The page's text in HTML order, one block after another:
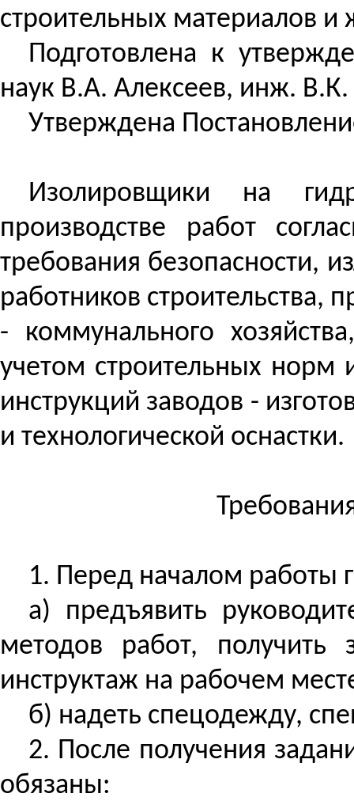
строительных материалов
Подготовлена к
наук В.А. Алексеев, инж. В.К.
Утверждена
Изолировщики на
производстве работ
требования безопасности,
работников
- коммунального
учетом строительных норм
инструкций заводов -
и технологической оснастки.
1. Перед началом работы
а) предъявить
методов работ,
инструктаж на рабочем
б) надеть спецодежду,
2. После получения
обязаны: